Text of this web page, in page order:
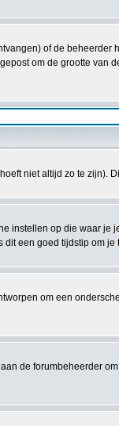
of de beheerder
om de grootte van
niet altijd zo te zijn).
instellen op die waar je
een goed tijdstip om je
om een
de forumbeheerder